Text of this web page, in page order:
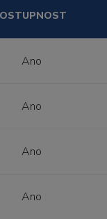
Ano
Ano
Ano
Ano